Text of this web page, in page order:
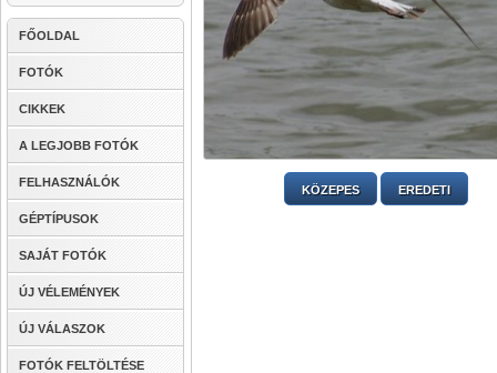
FŐOLDAL
FOTÓK
CIKKEK
A LEGJOBB FOTÓK
FELHASZNÁLÓK
GÉPTÍPUSOK
SAJÁT FOTÓK
ÚJ VÉLEMÉNYEK
ÚJ VÁLASZOK
FOTÓK FELTÖLTÉSE
KÖZEPES EREDETI